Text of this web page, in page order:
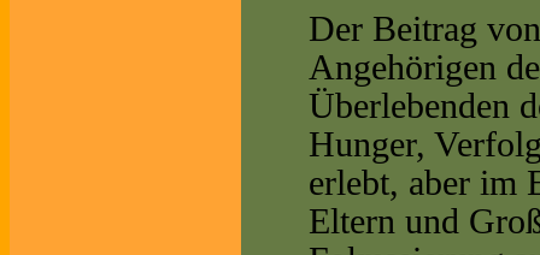
Der Beitrag
Angehörigen
Überlebenden
Hunger,
erlebt, aber im
Eltern und